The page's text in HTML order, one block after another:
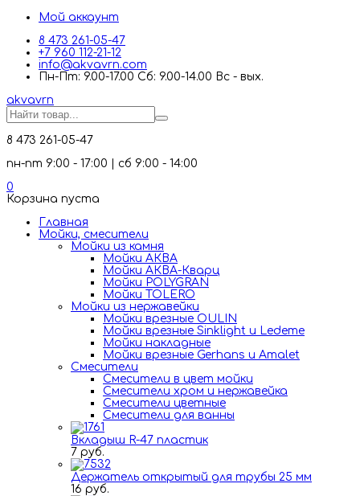
Мой аккаунт
8 473 261-05-47
+7 960 112-21-12
info@akvavrn.com
Пн-Пт: 9.00-17.00 Сб: 9.00-14.00 Вс - вых.
akvavrn
8 473 261-05-47
пн-пт 9:00 - 17:00 | сб 9:00 - 14:00
0
Корзина пуста
Главная
Мойки, смесители
Mойки из камня
Мойки АКВА
Мойки АКВА-Кварц
Мойки POLYGRAN
Мойки TOLERO
Мойки из нержавейки
Мойки врезные OULIN
Мойки врезные Sinklight и Ledeme
Мойки накладные
Мойки врезные Gerhans и Amalet
Смесители
Смесители в цвет мойки
Смесители хром и нержавейка
Смесители цветные
Смесители для ванны
Вкладыш R-47 пластик
7 руб.
Держатель открытый для трубы 25 мм
16 руб.